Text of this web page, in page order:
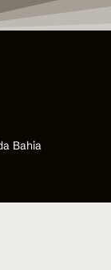
Bahia